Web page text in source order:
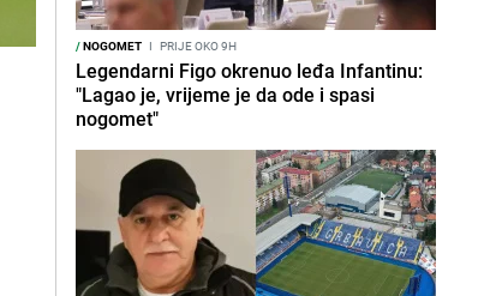
/NOGOMET I PRIJE OKO 9H
Legendarni Figo okrenuo leđa Infantinu:
"Lagao je, vrijeme je da ode i spasi
nogomet"